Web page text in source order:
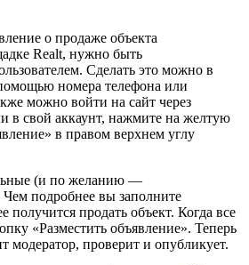
о продаже объекта
Realt, нужно быть
Сделать это можно в
номера телефона или
можно войти на сайт через
в свой аккаунт, нажмите на желтую
в правом верхнем углу
(и по желанию —
подробнее вы заполните
получится продать объект. Когда все
«Разместить объявление». Теперь
модератор, проверит и опубликует.